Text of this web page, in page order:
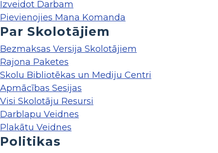
Izveidot Darbam
Pievienojies Mana Komanda
Par Skolotājiem
Bezmaksas Versija Skolotājiem
Rajona Paketes
Skolu Bibliotēkas un Mediju Centri
Apmācības Sesijas
Visi Skolotāju Resursi
Darblapu Veidnes
Plakātu Veidnes
Politikas